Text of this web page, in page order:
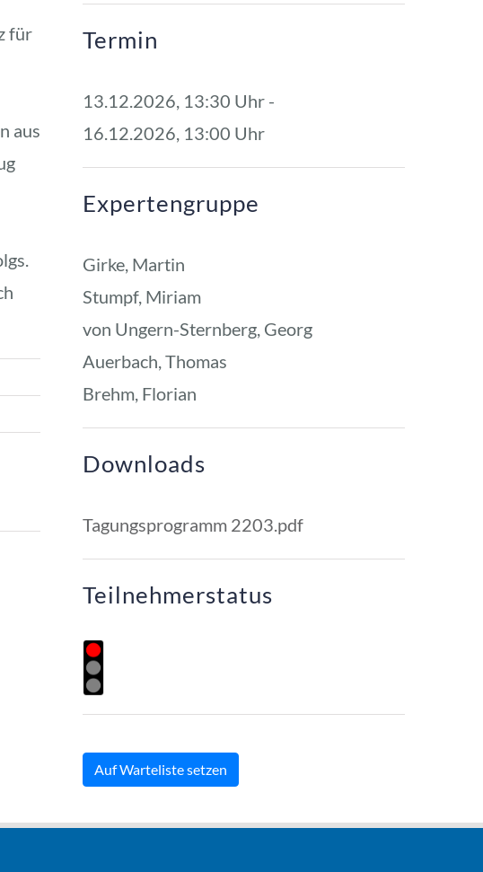
für
aus
Termin
13.12.2026, 13:30 Uhr -
16.12.2026, 13:00 Uhr
Expertengruppe
Girke, Martin
Stumpf, Miriam
von Ungern-Sternberg, Georg
Auerbach, Thomas
Brehm, Florian
Downloads
Tagungsprogramm 2203.pdf
Teilnehmerstatus
Auf Warteliste setzen